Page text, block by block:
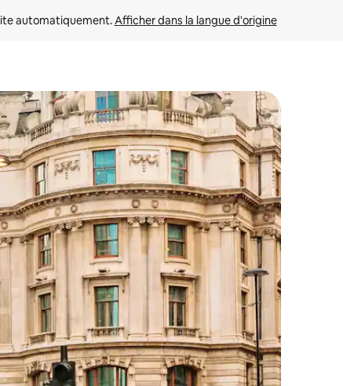
automatiquement. Afficher dans la langue d'origine
et vers le bas, ou en appuyant dessus et en les faisant glisser.